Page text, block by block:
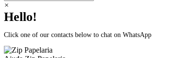
×
Hello!
Click one of our contacts below to chat on WhatsApp